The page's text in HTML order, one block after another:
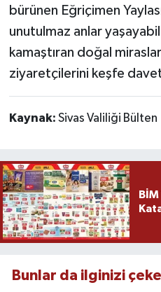
bürünen Eğriçimen
unutulmaz anlar
kamaştıran doğal
ziyaretçilerini keşfe
Kaynak: Sivas Valiliği Bülten
Bunlar da ilginizi